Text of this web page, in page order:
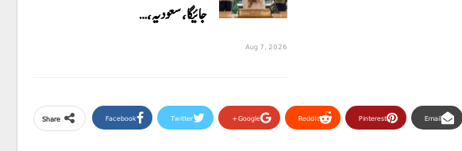
جائیگا، سعودیہ،…
Aug 7, 2026
Share Facebook Twitter Google+ ReddIt Pinterest Email